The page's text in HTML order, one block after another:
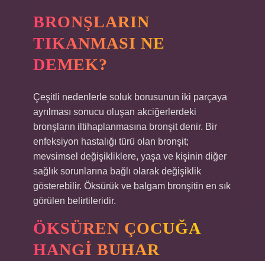
BRONŞLARIN
TIKANMASI NE
DEMEK?
Çeşitli nedenlerle soluk borusunun iki parçaya
ayrılması sonucu oluşan akciğerlerdeki
bronşların iltihaplanmasına bronşit denir. Bir
enfeksiyon hastalığı türü olan bronşit;
mevsimsel değişikliklere, yaşa ve kişinin diğer
sağlık sorunlarına bağlı olarak değişiklik
gösterebilir. Öksürük ve balgam bronşitin en sık
görülen belirtileridir.
ÖKSÜREN ÇOCUĞA
HANGI BUHAR